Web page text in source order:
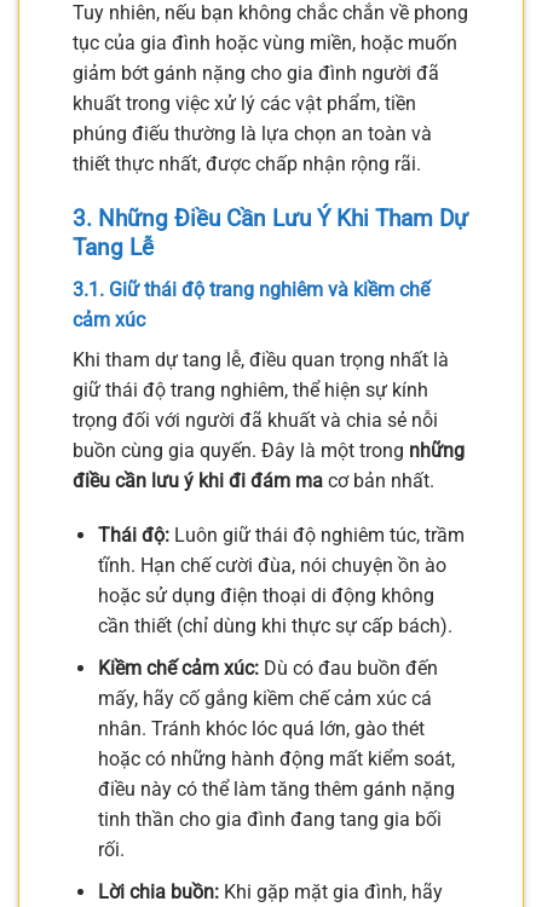
Tuy nhiên, nếu bạn không chắc chắn về phong
tục của gia đình hoặc vùng miền, hoặc muốn
giảm bớt gánh nặng cho gia đình người đã
khuất trong việc xử lý các vật phẩm, tiền
phúng điếu thường là lựa chọn an toàn và
thiết thực nhất, được chấp nhận rộng rãi.
3. Những Điều Cần Lưu Ý Khi Tham Dự
Tang Lễ
3.1. Giữ thái độ trang nghiêm và kiềm chế
cảm xúc
Khi tham dự tang lễ, điều quan trọng nhất là
giữ thái độ trang nghiêm, thể hiện sự kính
trọng đối với người đã khuất và chia sẻ nỗi
buồn cùng gia quyến. Đây là một trong những
điều cần lưu ý khi đi đám ma cơ bản nhất.
Thái độ:Luôn giữ thái độ nghiêm túc, trầm
tĩnh. Hạn chế cười đùa, nói chuyện ồn ào
hoặc sử dụng điện thoại di động không
cần thiết (chỉ dùng khi thực sự cấp bách).
Kiềm chế cảm xúc:Dù có đau buồn đến
mấy, hãy cố gắng kiềm chế cảm xúc cá
nhân. Tránh khóc lóc quá lớn, gào thét
hoặc có những hành động mất kiểm soát,
điều này có thể làm tăng thêm gánh nặng
tinh thần cho gia đình đang tang gia bối
rối.
Lời chia buồn:Khi gặp mặt gia đình, hãy